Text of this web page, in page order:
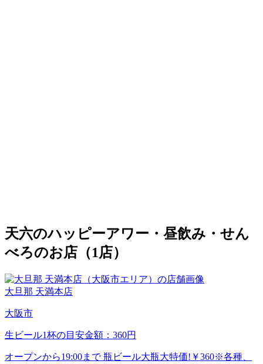
天六のハッピーアワー・昼飲み・せん
べろのお店（1店）
大旦那 天満本店
大阪市
生ビール1杯の目安金額：360円
オープンから19:00まで 瓶ビール大瓶大特価!￥360※各種、